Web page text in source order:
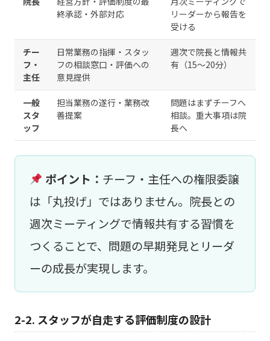
終承認・外部対応
リーダーから報告を
受ける
チー
フ・
主任
日常業務の指揮・スタッ
フの相談窓口・評価への
意見提供
週次で院長と情報共
有（15〜20分）
一般
スタ
ッフ
担当業務の遂行・業務改
善提案
問題はまずチーフへ
相談。重大事項は院
長へ
ポイント： チーフ・主任への権限委譲
は「丸投げ」ではありません。院長との
週次ミーティングで情報共有する習慣を
つくることで、問題の早期発見とリーダ
ーの成長が実現します。
2-2. スタッフが自走する評価制度の設計